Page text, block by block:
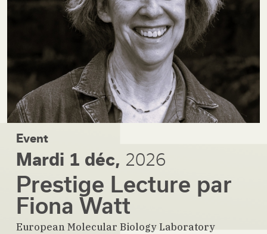
Event
Mardi 1 déc, 2026
Prestige Lecture par
Fiona Watt
European Molecular Biology Laboratory